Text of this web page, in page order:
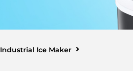
Industrial Ice Maker